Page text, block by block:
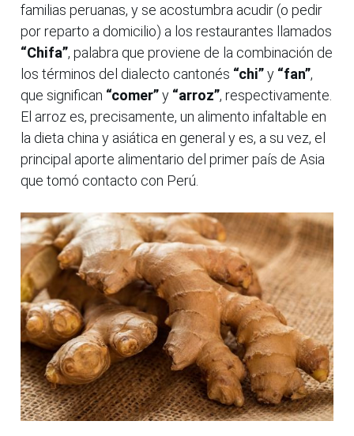
familias peruanas, y se acostumbra acudir (o pedir
por reparto a domicilio) a los restaurantes llamados
“Chifa”, palabra que proviene de la combinación de
los términos del dialecto cantonés “chi”y “fan”,
que significan “comer”y “arroz”, respectivamente.
El arroz es, precisamente, un alimento infaltable en
la dieta china y asiática en general y es, a su vez, el
principal aporte alimentario del primer país de Asia
que tomó contacto con Perú.